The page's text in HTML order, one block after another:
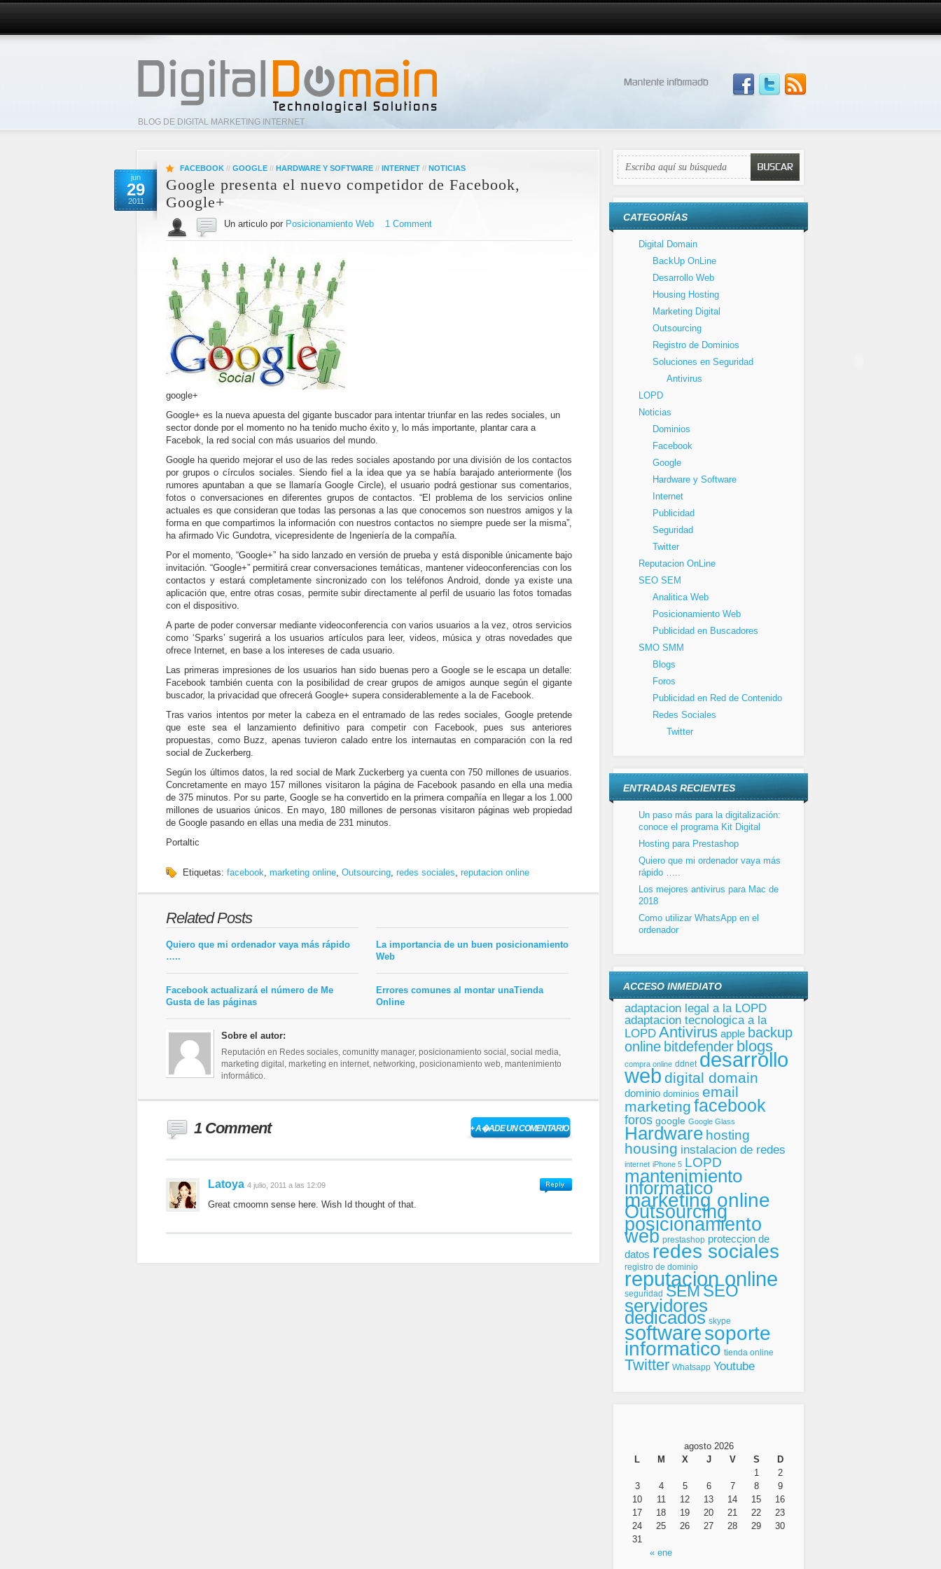
BLOG DE DIGITAL MARKETING INTERNET
jun
29
2011
FACEBOOK // GOOGLE // HARDWARE Y SOFTWARE // INTERNET // NOTICIAS
Google presenta el nuevo competidor de Facebook,
Google+
Un articulo por Posicionamiento Web 1 Comment
google+
Google+ es la nueva apuesta del gigante buscador para intentar triunfar en las redes sociales, un
sector donde por el momento no ha tenido mucho éxito y, lo más importante, plantar cara a
Facebok, la red social con más usuarios del mundo.
Google ha querido mejorar el uso de las redes sociales apostando por una división de los contactos
por grupos o círculos sociales. Siendo fiel a la idea que ya se había barajado anteriormente (los
rumores apuntaban a que se llamaría Google Circle), el usuario podrá gestionar sus comentarios,
fotos o conversaciones en diferentes grupos de contactos. “El problema de los servicios online
actuales es que consideran que todas las personas a las que conocemos son nuestros amigos y la
forma en que compartimos la información con nuestros contactos no siempre puede ser la misma”,
ha afirmado Vic Gundotra, vicepresidente de Ingeniería de la compañía.
Por el momento, “Google+” ha sido lanzado en versión de prueba y está disponible únicamente bajo
invitación. “Google+” permitirá crear conversaciones temáticas, mantener videoconferencias con los
contactos y estará completamente sincronizado con los teléfonos Android, donde ya existe una
aplicación que, entre otras cosas, permite subir directamente al perfil de usuario las fotos tomadas
con el dispositivo.
A parte de poder conversar mediante videoconferencia con varios usuarios a la vez, otros servicios
como ‘Sparks’ sugerirá a los usuarios artículos para leer, videos, música y otras novedades que
ofrece Internet, en base a los intereses de cada usuario.
Las primeras impresiones de los usuarios han sido buenas pero a Google se le escapa un detalle:
Facebook también cuenta con la posibilidad de crear grupos de amigos aunque según el gigante
buscador, la privacidad que ofrecerá Google+ supera considerablemente a la de Facebook.
Tras varios intentos por meter la cabeza en el entramado de las redes sociales, Google pretende
que este sea el lanzamiento definitivo para competir con Facebook, pues sus anteriores
propuestas, como Buzz, apenas tuvieron calado entre los internautas en comparación con la red
social de Zuckerberg.
Según los últimos datos, la red social de Mark Zuckerberg ya cuenta con 750 millones de usuarios.
Concretamente en mayo 157 millones visitaron la página de Facebook pasando en ella una media
de 375 minutos. Por su parte, Google se ha convertido en la primera compañía en llegar a los 1.000
millones de usuarios únicos. En mayo, 180 millones de personas visitaron páginas web propiedad
de Google pasando en ellas una media de 231 minutos.
Portaltic
Etiquetas: facebook, marketing online, Outsourcing, redes sociales, reputacion online
Related Posts
Quiero que mi ordenador vaya más rápido
…..
La importancia de un buen posicionamiento
Web
Facebook actualizará el número de Me
Gusta de las páginas
Errores comunes al montar unaTienda
Online
Sobre el autor:
Reputación en Redes sociales, comunitty manager, posicionamiento social, social media,
marketing digital, marketing en internet, networking, posicionamiento web, mantenimiento
informático.
1 Comment + A�ADE UN COMENTARIO
Latoya 4 julio, 2011 a las 12:09
Great cmoomn sense here. Wish Id thought of that.
CATEGORÍAS
Digital Domain
BackUp OnLine
Desarrollo Web
Housing Hosting
Marketing Digital
Outsourcing
Registro de Dominios
Soluciones en Seguridad
Antivirus
LOPD
Noticias
Dominios
Facebook
Google
Hardware y Software
Internet
Publicidad
Seguridad
Twitter
Reputacion OnLine
SEO SEM
Analitica Web
Posicionamiento Web
Publicidad en Buscadores
SMO SMM
Blogs
Foros
Publicidad en Red de Contenido
Redes Sociales
Twitter
ENTRADAS RECIENTES
Un paso más para la digitalización:
conoce el programa Kit Digital
Hosting para Prestashop
Quiero que mi ordenador vaya más
rápido …..
Los mejores antivirus para Mac de
2018
Como utilizar WhatsApp en el
ordenador
ACCESO INMEDIATO
adaptacion legal a la LOPD
adaptacion tecnologica a la
LOPD Antivirus apple backup
online bitdefender blogs
compra online ddnet desarrollo
web digital domain
dominio dominios email
marketing facebook
foros google Google Glass
Hardware hosting
housing instalacion de redes
internet iPhone 5 LOPD
mantenimiento
informatico
marketing online
Outsourcing
posicionamiento
web prestashop proteccion de
datos redes sociales
registro de dominio
reputacion online
seguridad SEMSEO
servidores
dedicados skype
softwaresoporte
informatico tienda online
Twitter Whatsapp Youtube
agosto 2026
L
M X J V S D
« ene
1
2
3
4 5 6 7 8
9
10
11 12 13 14 15
16
17
18 19 20 21 22
23
24
25 26 27 28 29
30
31